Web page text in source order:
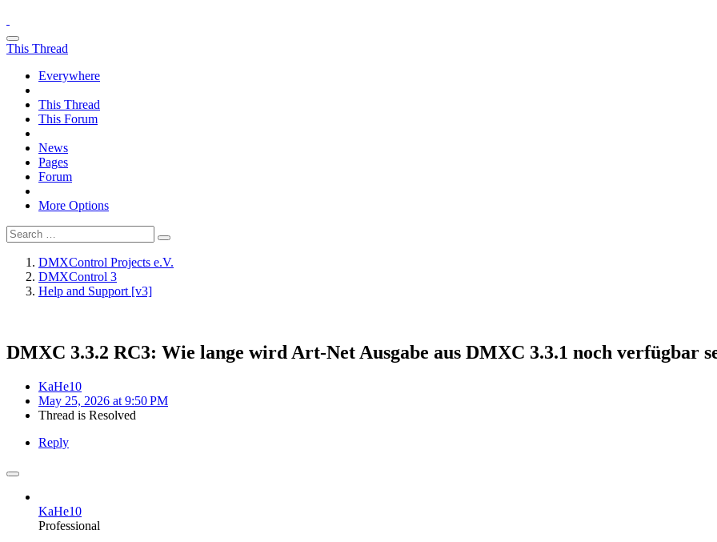
This Thread
Everywhere
This Thread
This Forum
News
Pages
Forum
More Options
DMXControl Projects e.V.
DMXControl 3
Help and Support [v3]
DMXC 3.3.2 RC3: Wie lange wird Art-Net Ausgabe aus DMXC 3.3.1 noch verfügbar
KaHe10
May 25, 2026 at 9:50 PM
Thread is Resolved
Reply
KaHe10
Professional